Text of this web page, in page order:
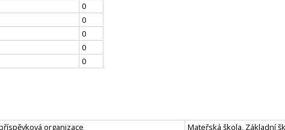
0
0
0
0
0
organizace
Mateřská škola, Základní